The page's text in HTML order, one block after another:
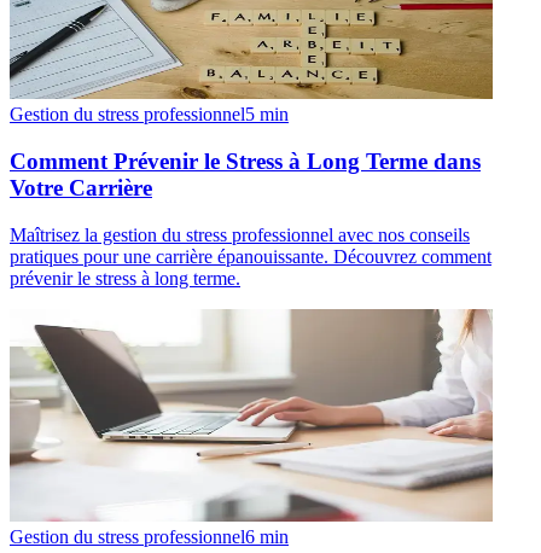
Gestion du stress professionnel5 min
Comment Prévenir le Stress à Long Terme dans
Votre Carrière
Maîtrisez la gestion du stress professionnel avec nos conseils
pratiques pour une carrière épanouissante. Découvrez comment
prévenir le stress à long terme.
Gestion du stress professionnel6 min